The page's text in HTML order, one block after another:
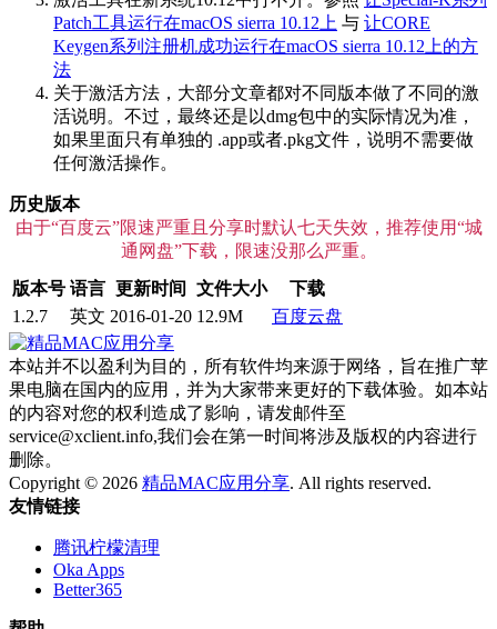
Patch工具运行在macOS sierra 10.12上 与 让CORE
Keygen系列注册机成功运行在macOS sierra 10.12上的方
法
关于激活方法，大部分文章都对不同版本做了不同的激
活说明。不过，最终还是以dmg包中的实际情况为准，
如果里面只有单独的 .app或者.pkg文件，说明不需要做
任何激活操作。
历史版本
由于“百度云”限速严重且分享时默认七天失效，推荐使用“城
通网盘”下载，限速没那么严重。
版本号 语言 更新时间 文件大小
下载
1.2.7
英文 2016-01-20 12.9M 百度云盘
本站并不以盈利为目的，所有软件均来源于网络，旨在推广苹
果电脑在国内的应用，并为大家带来更好的下载体验。如本站
的内容对您的权利造成了影响，请发邮件至
service@xclient.info,我们会在第一时间将涉及版权的内容进行
删除。
Copyright © 2026 精品MAC应用分享. All rights reserved.
友情链接
腾讯柠檬清理
Oka Apps
Better365